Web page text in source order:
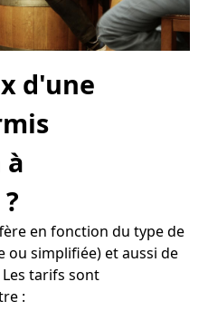
d'une
en fonction du type de
ou simplifiée) et aussi de
tarifs sont
: